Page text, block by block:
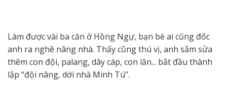
Làm được vài ba căn ở Hồng Ngự, bạn bè ai cũng đốc
anh ra nghề nâng nhà. Thấy cũng thú vị, anh sắm sửa
thêm con đội, palang, dây cáp, con lăn... bắt đầu thành
lập “đội nâng, dời nhà Minh Tú”.